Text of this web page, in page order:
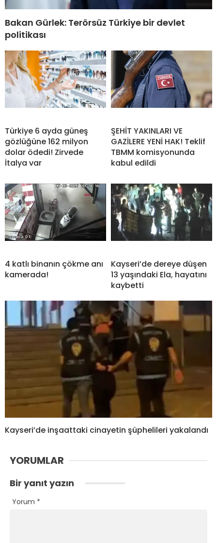
Bakan Gürlek: Terörsüz Türkiye bir devlet
politikası
Türkiye 6 ayda güneş
gözlüğüne 162 milyon
dolar ödedi! Zirvede
İtalya var
ŞEHİT YAKINLARI VE
GAZİLERE YENİ HAK! Teklif
TBMM komisyonunda
kabul edildi
4 katlı binanın çökme anı
kamerada!
Kayseri’de dereye düşen
13 yaşındaki Ela, hayatını
kaybetti
Kayseri’de inşaattaki cinayetin şüphelileri yakalandı
YORUMLAR
Bir yanıt yazın
Yorum *